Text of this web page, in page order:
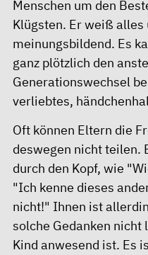
Menschen um den
Klügsten. Er weiß
meinungsbildend. Es
ganz plötzlich den
Generationswechsel
verliebtes,
Oft können Eltern die
deswegen nicht teilen.
durch den Kopf, wie
"Ich kenne dieses
nicht!" Ihnen ist
solche Gedanken
Kind anwesend ist. Es